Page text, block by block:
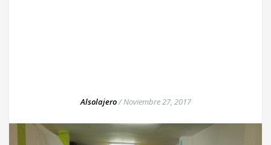
Alsolajero/Noviembre 27, 2017